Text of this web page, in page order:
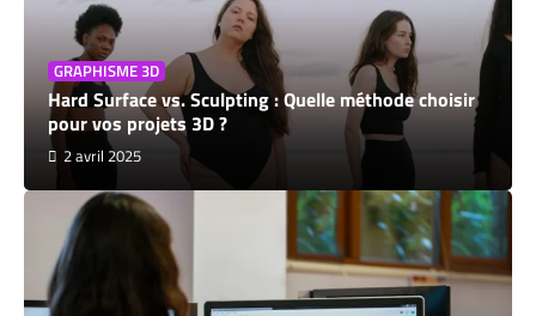
GRAPHISME 3D
Hard Surface vs. Sculpting : Quelle méthode choisir
pour vos projets 3D ?
2 avril 2025